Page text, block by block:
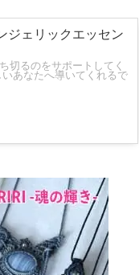
ジェリックエッセン
切るのをサポートしてく
あなたへ導いてくれるで